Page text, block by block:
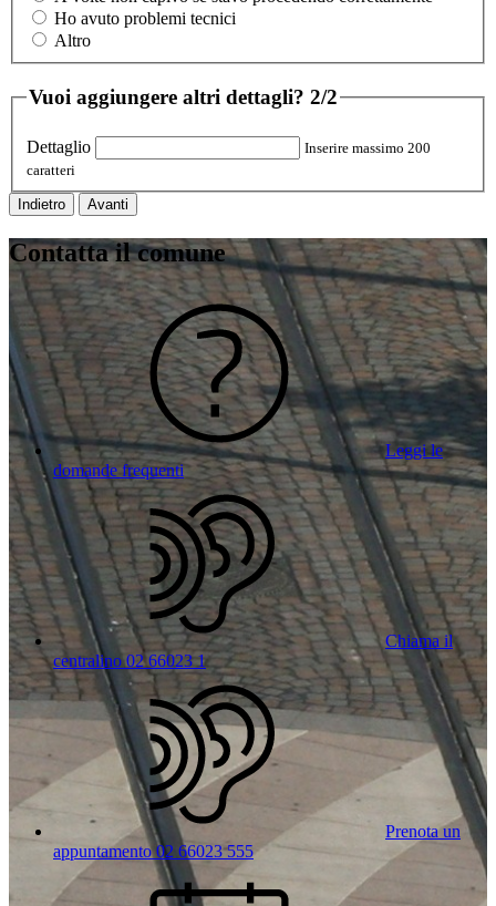
Ho avuto problemi tecnici
Altro
Vuoi aggiungere altri dettagli? 2/2
Dettaglio
Inserire massimo 200
caratteri
Indietro Avanti
Contatta il comune
Leggi le
domande frequenti
Chiama il
centralino 02 66023 1
Prenota un
appuntamento 02 66023 555